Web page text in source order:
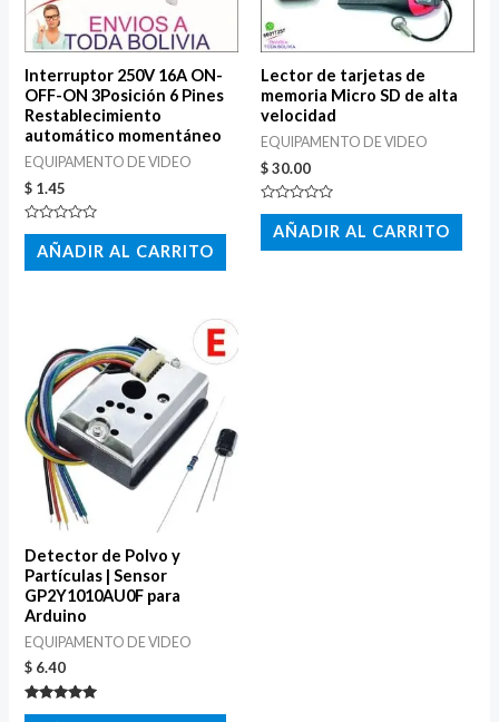
Interruptor 250V 16A ON-
OFF-ON 3Posición 6 Pines
Restablecimiento
automático momentáneo
EQUIPAMENTO DE VIDEO
$ 1.45
Valorado
con
de
AÑADIR AL CARRITO
Lector de tarjetas de
memoria Micro SD de alta
velocidad
EQUIPAMENTO DE VIDEO
$30.00
Valorado
con
de
AÑADIR AL CARRITO
Detector de Polvo y
Partículas | Sensor
GP2Y1010AU0F para
Arduino
EQUIPAMENTO DE VIDEO
$ 6.40
Valorado